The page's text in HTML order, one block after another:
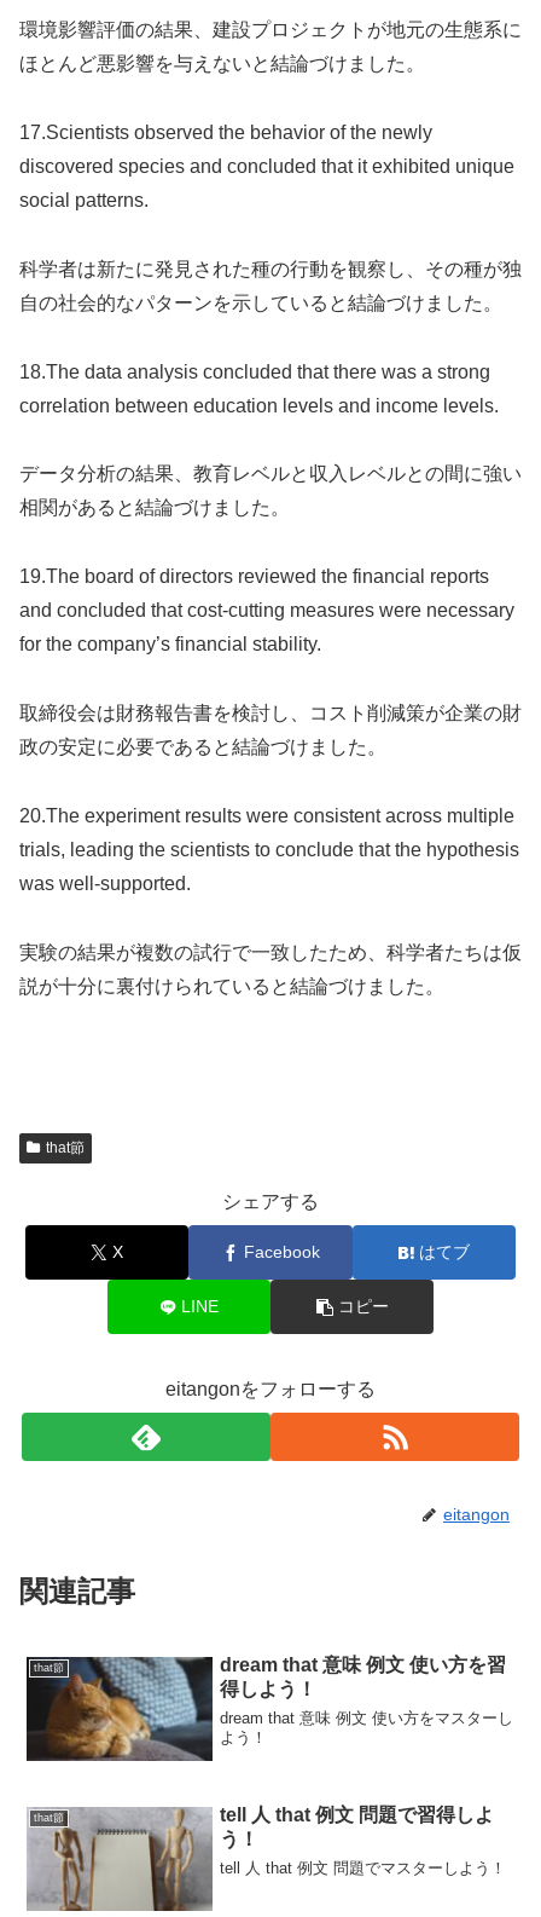
環境影響評価の結果、建設プロジェクトが地元の生態系に
ほとんど悪影響を与えないと結論づけました。
17.Scientists observed the behavior of the newly
discovered species and concluded that it exhibited unique
social patterns.
科学者は新たに発見された種の行動を観察し、その種が独
自の社会的なパターンを示していると結論づけました。
18.The data analysis concluded that there was a strong
correlation between education levels and income levels.
データ分析の結果、教育レベルと収入レベルとの間に強い
相関があると結論づけました。
19.The board of directors reviewed the financial reports
and concluded that cost-cutting measures were necessary
for the company’s financial stability.
取締役会は財務報告書を検討し、コスト削減策が企業の財
政の安定に必要であると結論づけました。
20.The experiment results were consistent across multiple
trials, leading the scientists to conclude that the hypothesis
was well-supported.
実験の結果が複数の試行で一致したため、科学者たちは仮
説が十分に裏付けられていると結論づけました。
that節
シェアする
X Facebook はてブ
LINE コピー
eitangonをフォローする
eitangon
関連記事
that節
dream that 意味 例文 使い方を習
得しよう！
dream that 意味 例文 使い方をマスターし
よう！
that節
tell 人 that 例文 問題で習得しよ
う！
tell 人 that 例文 問題でマスターしよう！